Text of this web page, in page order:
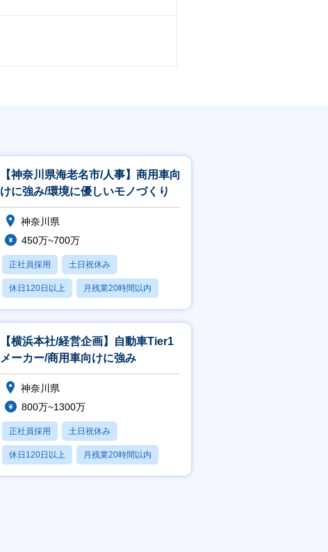
【神奈川県海⽼名市/⼈事】商⽤⾞向
けに強み/環境に優しいモノづくり
神奈川県
450万~700万
正社員採用 土日祝休み
休日120日以上 月残業20時間以内
賞与あり
【横浜本社/経営企画】⾃動⾞Tier1
メーカー/商⽤⾞向けに強み
神奈川県
800万~1300万
正社員採用 土日祝休み
休日120日以上 月残業20時間以内
賞与あり